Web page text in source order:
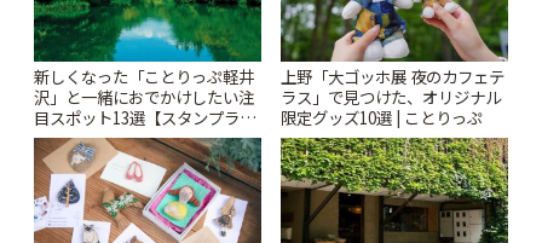
新しくなった「ことりっぷ軽井
沢」と一緒におでかけしたい注
目スポット13選【スタンプラリ
ー開催中】 | ことりっぷ
上野「大ゴッホ展 夜のカフェテ
ラス」で見つけた、オリジナル
限定グッズ10選 | ことりっぷ